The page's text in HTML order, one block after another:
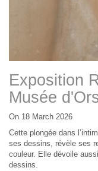
Exposition
Musée
On 18 March 2026
Cette plongée dans
ses dessins, révèle ses
couleur. Elle dévoile
dessins.